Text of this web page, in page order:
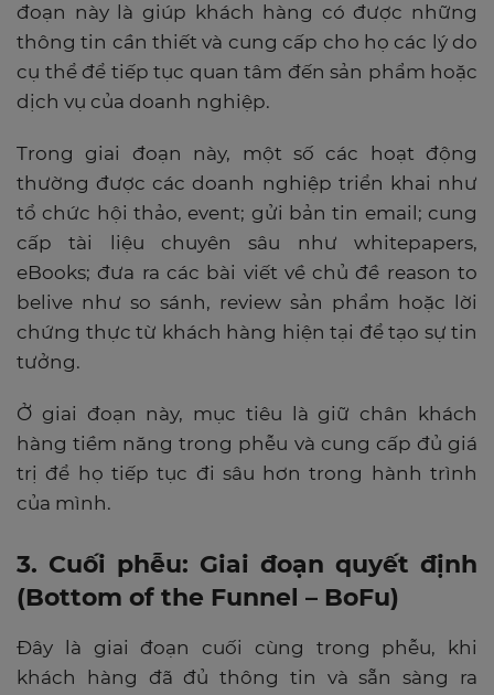
đoạn này là giúp khách hàng có được những
thông tin cần thiết và cung cấp cho họ các lý do
cụ thể để tiếp tục quan tâm đến sản phẩm hoặc
dịch vụ của doanh nghiệp.
Trong giai đoạn này, một số các hoạt động
thường được các doanh nghiệp triển khai như
tổ chức hội thảo, event; gửi bản tin email; cung
cấp tài liệu chuyên sâu như whitepapers,
eBooks; đưa ra các bài viết về chủ đề reason to
belive như so sánh, review sản phẩm hoặc lời
chứng thực từ khách hàng hiện tại để tạo sự tin
tưởng.
Ở giai đoạn này, mục tiêu là giữ chân khách
hàng tiềm năng trong phễu và cung cấp đủ giá
trị để họ tiếp tục đi sâu hơn trong hành trình
của mình.
3. Cuối phễu: Giai đoạn quyết định
(Bottom of the Funnel – BoFu)
Đây là giai đoạn cuối cùng trong phễu, khi
khách hàng đã đủ thông tin và sẵn sàng ra